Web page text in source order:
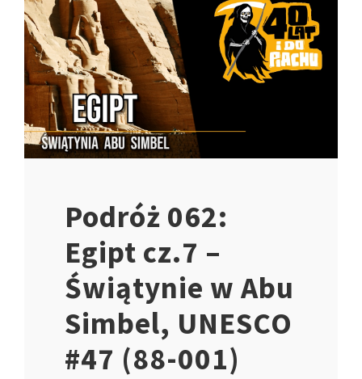
Podróż 062:
Egipt cz.7 –
Świątynie w Abu
Simbel, UNESCO
#47 (88-001)